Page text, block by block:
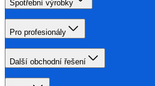
Spotřební výrobky
Pro profesionály
Další obchodní řešení